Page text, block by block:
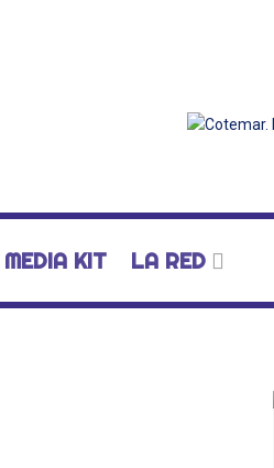
MEDIA KIT LA RED